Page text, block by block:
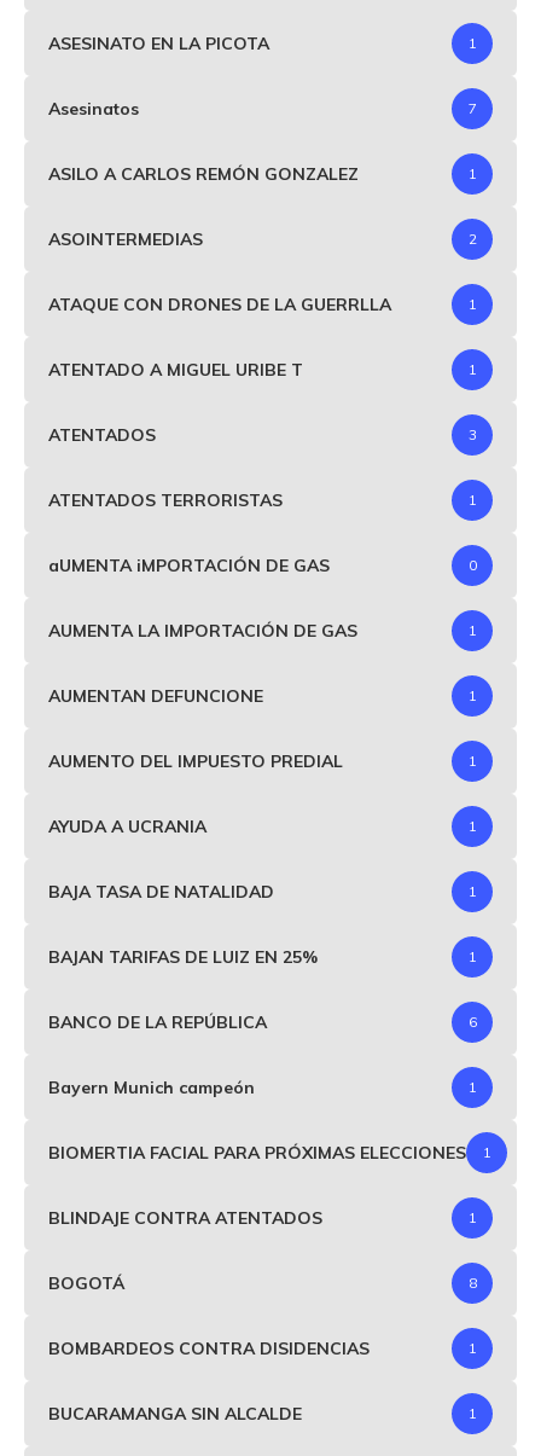
ASESINATO EN LA PICOTA 1
Asesinatos 7
ASILO A CARLOS REMÓN GONZALEZ 1
ASOINTERMEDIAS 2
ATAQUE CON DRONES DE LA GUERRLLA 1
ATENTADO A MIGUEL URIBE T 1
ATENTADOS 3
ATENTADOS TERRORISTAS 1
aUMENTA iMPORTACIÓN DE GAS 0
AUMENTA LA IMPORTACIÓN DE GAS 1
AUMENTAN DEFUNCIONE 1
AUMENTO DEL IMPUESTO PREDIAL 1
AYUDA A UCRANIA 1
BAJA TASA DE NATALIDAD 1
BAJAN TARIFAS DE LUIZ EN 25% 1
BANCO DE LA REPÚBLICA 6
Bayern Munich campeón 1
BIOMERTIA FACIAL PARA PRÓXIMAS ELECCIONES 1
BLINDAJE CONTRA ATENTADOS 1
BOGOTÁ 8
BOMBARDEOS CONTRA DISIDENCIAS 1
BUCARAMANGA SIN ALCALDE 1